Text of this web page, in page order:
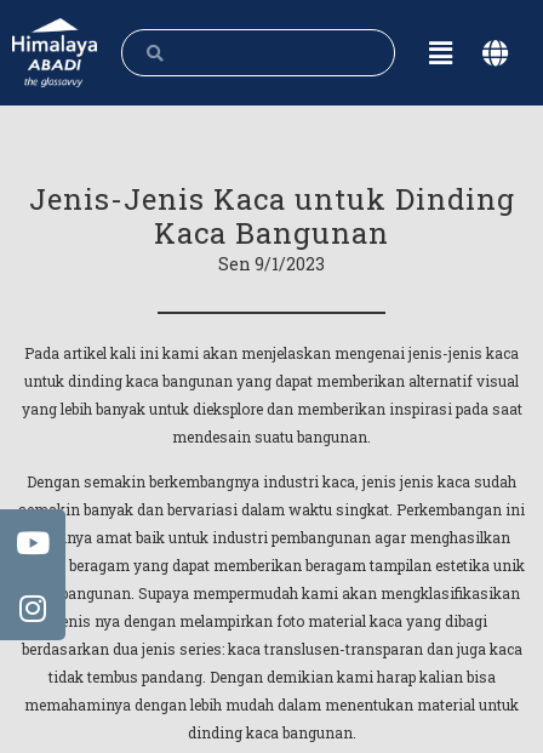
Jenis-Jenis Kaca untuk Dinding
Kaca Bangunan
Sen 9/1/2023
Pada artikel kali ini kami akan menjelaskan mengenai jenis-jenis kaca
untuk dinding kaca bangunan yang dapat memberikan alternatif visual
yang lebih banyak untuk dieksplore dan memberikan inspirasi pada saat
mendesain suatu bangunan.
Dengan semakin berkembangnya industri kaca, jenis jenis kaca sudah
semakin banyak dan bervariasi dalam waktu singkat. Perkembangan ini
pastinya amat baik untuk industri pembangunan agar menghasilkan
pilihan beragam yang dapat memberikan beragam tampilan estetika unik
pada bangunan. Supaya mempermudah kami akan mengklasifikasikan
jenis nya dengan melampirkan foto material kaca yang dibagi
berdasarkan dua jenis series: kaca translusen-transparan dan juga kaca
tidak tembus pandang. Dengan demikian kami harap kalian bisa
memahaminya dengan lebih mudah dalam menentukan material untuk
dinding kaca bangunan.